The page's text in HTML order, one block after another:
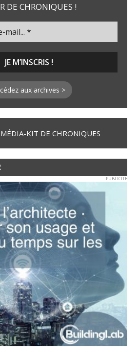
DE CHRONIQUES !
aux archives >
KIT DE CHRONIQUES
PUBLICITE